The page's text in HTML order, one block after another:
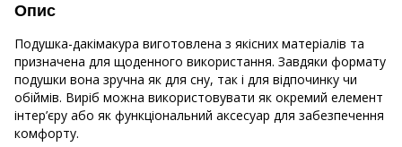
Опис
Подушка-дакімакура виготовлена з якісних матеріалів та
призначена для щоденного використання. Завдяки формату
подушки вона зручна як для сну, так і для відпочинку чи
обіймів. Виріб можна використовувати як окремий елемент
інтер’єру або як функціональний аксесуар для забезпечення
комфорту.